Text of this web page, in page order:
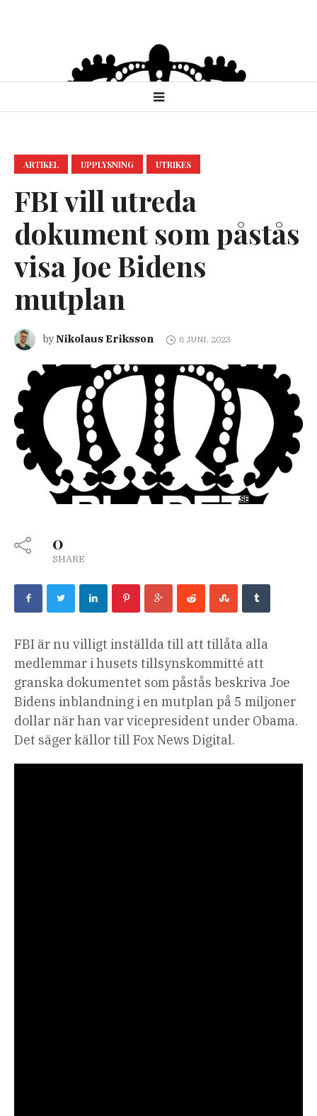
ARTIKEL UPPLYSNING UTRIKES
FBI vill utreda
dokument som påstås
visa Joe Bidens
mutplan
byNikolaus Eriksson 8 JUNI, 2023
0
SHARE
FBI är nu villigt inställda till att tillåta alla
medlemmar i husets tillsynskommitté att
granska dokumentet som påstås beskriva Joe
Bidens inblandning i en mutplan på 5 miljoner
dollar när han var vicepresident under Obama.
Det säger källor till Fox News Digital.